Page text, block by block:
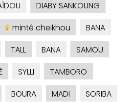
DIABY SANKOUNG
minté cheikhou
BANA
TALL BANA
SAMOU
SYLLI
TAMBORO
BOURA MADI
SORIBA